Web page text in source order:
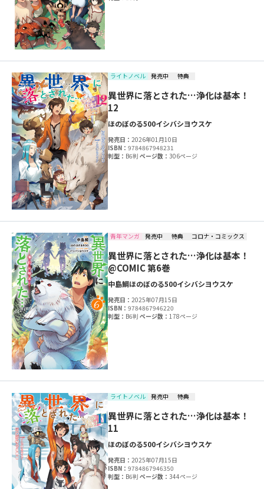
ライトノベル 発売中 特典
異世界に落とされた…浄化は基本！
12
ほのぼのる500イシバシヨウスケ
発売日：2026年01月10日
ISBN：9784867948231
判型： B6判ページ数：306ページ
青年マンガ 発売中 特典 コロナ・コミックス
異世界に落とされた…浄化は基本！
@COMIC 第6巻
中島鯛ほのぼのる500イシバシヨウスケ
発売日：2025年07月15日
ISBN：9784867946220
判型： B6判ページ数： 178ページ
ライトノベル 発売中 特典
異世界に落とされた…浄化は基本！
11
ほのぼのる500イシバシヨウスケ
発売日：2025年07月15日
ISBN：9784867946350
判型： B6判ページ数：344ページ